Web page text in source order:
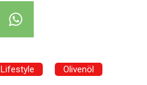
Lifestyle Olivenöl